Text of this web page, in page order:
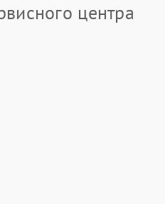
центра